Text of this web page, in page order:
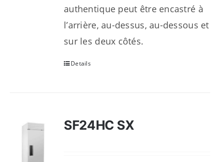
authentique peut être encastré à
l’arrière, au-dessus, au-dessous et
sur les deux côtés.
Details
SF24HC SX